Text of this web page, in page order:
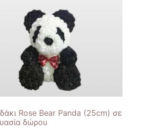
Rose Bear Panda (25cm) σε
δώρου